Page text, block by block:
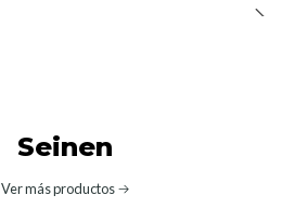
Seinen
Ver más productos